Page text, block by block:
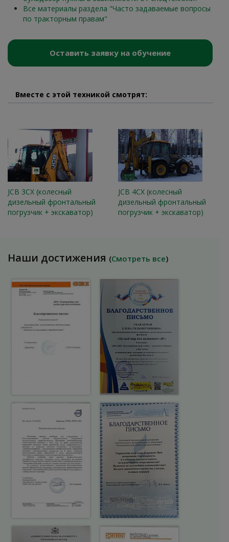
Все материалы раздела "Часто задаваемые вопросы
по тракторным правам"
Оставить заявку на обучение
Вместе с этой техникой смотрят:
JCB 3CX (колесный
дизельный фронтальный
погрузчик + экскаватор)
JCB 4CX (колесный
дизельный фронтальный
погрузчик + экскаватор)
Наши достижения (Смотреть все)